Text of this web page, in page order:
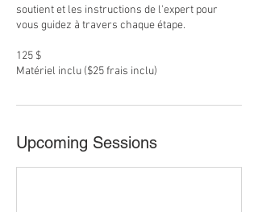
soutient et les instructions de l'expert pour
vous guidez à travers chaque étape.
125 $
Matériel inclu ($25 frais inclu)
Upcoming Sessions